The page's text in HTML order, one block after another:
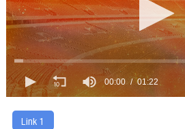
00:00 01:22
Link 1